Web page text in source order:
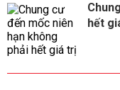
với SARS-CoV-2.
CA BỆNH 458
Sơn, Hòa Vang, Đà
SARS-CoV-2.
hết